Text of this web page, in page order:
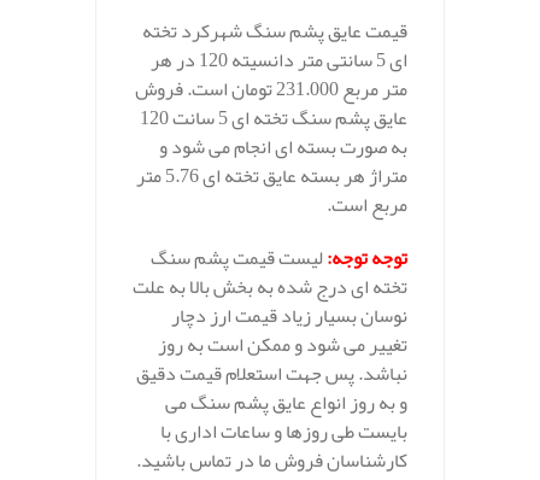
قیمت عایق پشم سنگ شهرکرد تخته
ای 5 سانتی متر دانسیته 120 در هر
متر مربع 231.000 تومان است. فروش
عایق پشم سنگ تخته ای 5 سانت 120
به صورت بسته ای انجام می شود و
متراژ هر بسته عایق تخته ای 5.76 متر
مربع است.
توجه توجه:لیست قیمت پشم سنگ
تخته ای درج شده به بخش بالا به علت
نوسان بسیار زیاد قیمت ارز دچار
تغییر می شود و ممکن است به روز
نباشد. پس جهت استعلام قیمت دقیق
و به روز انواع عایق پشم سنگ می
بایست طی روزها و ساعات اداری با
کارشناسان فروش ما در تماس باشید.